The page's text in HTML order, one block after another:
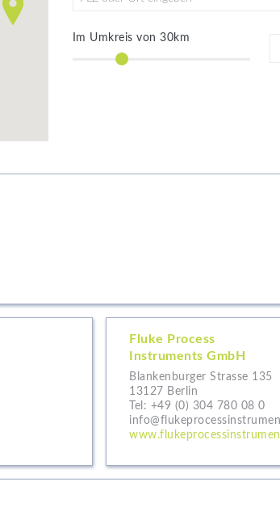
Im Umkreis von 30km
Fluke Process
Instruments GmbH
Blankenburger Strasse 135
13127 Berlin
Tel: +49 (0) 304 780 08 0